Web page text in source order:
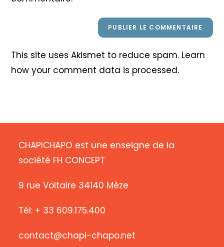
This site uses Akismet to reduce spam. Learn
how your comment data is processed.
CHAPICHAPO est une enseigne de la
société FH CONCEPT
9 rue Voltaire 34140 Mèze
Tél: + 33 609.175.400
contact@chapi-chapo.net